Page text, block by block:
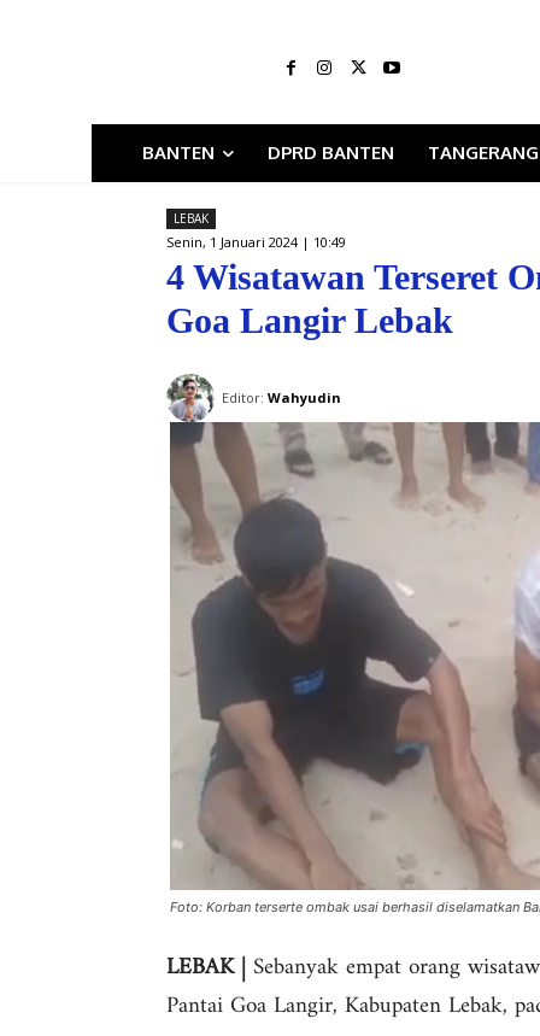
BANTEN DPRD BANTEN TANGERANG
LEBAK
Senin, 1 Januari 2024 | 10:49
4 Wisatawan Terseret
Goa Langir Lebak
Editor: Wahyudin
Foto: Korban terserte ombak usai berhasil diselamatkan
LEBAK | Sebanyak empat orang
Pantai Goa Langir, Kabupaten Lebak,